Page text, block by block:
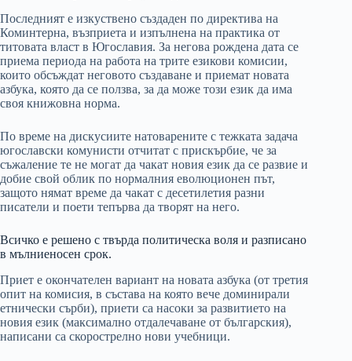
Последният е изкуствено създаден по директива на
Коминтерна, възприета и изпълнена на практика от
титовата власт в Югославия. За негова рождена дата се
приема периода на работа на трите езикови комисии,
които обсъждат неговото създаване и приемат новата
азбука, която да се ползва, за да може този език да има
своя книжовна норма.
По време на дискусиите натоварените с тежката задача
югославски комунисти отчитат с прискърбие, че за
съжаление те не могат да чакат новия език да се развие и
добие свой облик по нормалния еволюционен път,
защото нямат време да чакат с десетилетия разни
писатели и поети тепърва да творят на него.
Всичко е решено с твърда политическа воля и разписано
в мълниеносен срок.
Приет е окончателен вариант на новата азбука (от третия
опит на комисия, в състава на която вече доминирали
етнически сърби), приети са насоки за развитието на
новия език (максимално отдалечаване от българския),
написани са скорострелно нови учебници.